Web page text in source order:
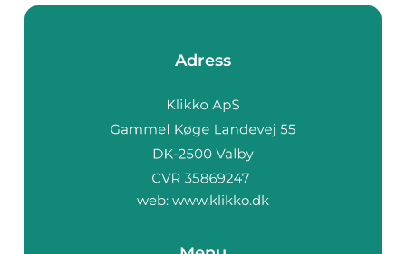
Adress
web: www.klikko.dk